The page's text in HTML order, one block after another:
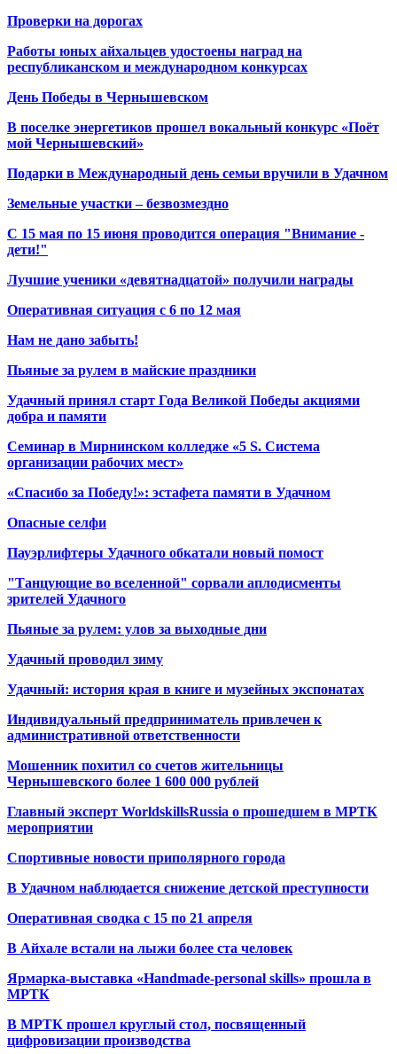
Проверки на дорогах
Работы юных айхальцев удостоены наград на
республиканском и международном конкурсах
День Победы в Чернышевском
В поселке энергетиков прошел вокальный конкурс «Поёт
мой Чернышевский»
Подарки в Международный день семьи вручили в Удачном
Земельные участки – безвозмездно
С 15 мая по 15 июня проводится операция "Внимание -
дети!"
Лучшие ученики «девятнадцатой» получили награды
Оперативная ситуация с 6 по 12 мая
Нам не дано забыть!
Пьяные за рулем в майские праздники
Удачный принял старт Года Великой Победы акциями
добра и памяти
Семинар в Мирнинском колледже «5 S. Система
организации рабочих мест»
«Спасибо за Победу!»: эстафета памяти в Удачном
Опасные селфи
Пауэрлифтеры Удачного обкатали новый помост
"Танцующие во вселенной" сорвали аплодисменты
зрителей Удачного
Пьяные за рулем: улов за выходные дни
Удачный проводил зиму
Удачный: история края в книге и музейных экспонатах
Индивидуальный предприниматель привлечен к
административной ответственности
Мошенник похитил со счетов жительницы
Чернышевского более 1 600 000 рублей
Главный эксперт WorldskillsRussia о прошедшем в МРТК
мероприятии
Спортивные новости приполярного города
В Удачном наблюдается снижение детской преступности
Оперативная сводка с 15 по 21 апреля
В Айхале встали на лыжи более ста человек
Ярмарка-выставка «Handmade-personal skills» прошла в
МРТК
В МРТК прошел круглый стол, посвященный
цифровизации производства